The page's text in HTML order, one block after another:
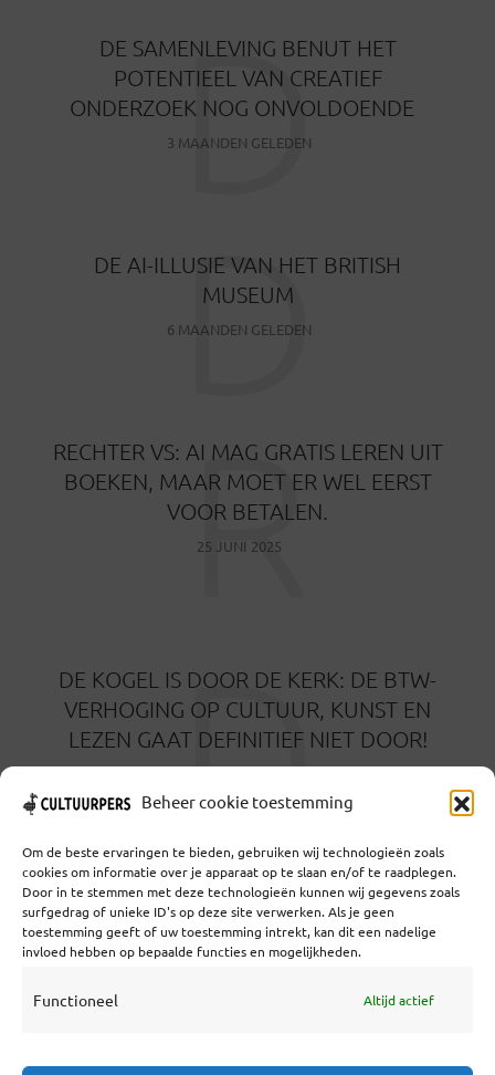
Beheer cookie toestemming
Om de beste ervaringen te bieden, gebruiken wij technologieën zoals
cookies om informatie over je apparaat op te slaan en/of te raadplegen.
Door in te stemmen met deze technologieën kunnen wij gegevens zoals
surfgedrag of unieke ID's op deze site verwerken. Als je geen
toestemming geeft of uw toestemming intrekt, kan dit een nadelige
invloed hebben op bepaalde functies en mogelijkheden.
Functioneel Altijd actief
DE SAMENLEVING BENUT HET
POTENTIEEL VAN CREATIEF
ONDERZOEK NOG ONVOLDOENDE
3 MAANDEN GELEDEN
D
DE AI-ILLUSIE VAN HET BRITISH
MUSEUM
6 MAANDEN GELEDEN
D
RECHTER VS: AI MAG GRATIS LEREN UIT
BOEKEN, MAAR MOET ER WEL EERST
VOOR BETALEN.
25 JUNI 2025
R
DE KOGEL IS DOOR DE KERK: DE BTW-
VERHOGING OP CULTUUR, KUNST EN
LEZEN GAAT DEFINITIEF NIET DOOR!
D
Coöperatief Cultureel Persbureau U.A. | Salzburg 29 |
3524KS Utrecht | KvK: 55573592 |Btw: